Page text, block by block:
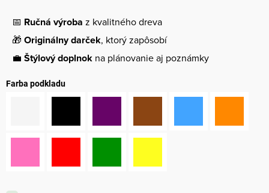
📅 Ručná výroba z kvalitného dreva
🎁 Originálny darček, ktorý zapôsobí
💼 Štýlový doplnok na plánovanie aj poznámky
Farba podkladu